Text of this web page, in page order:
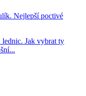
Nejlepší poctivé
lednic. Jak vybrat ty